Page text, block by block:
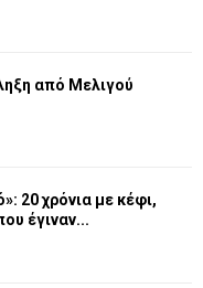
από Μελιγού
20 χρόνια με κέφι,
έγιναν...